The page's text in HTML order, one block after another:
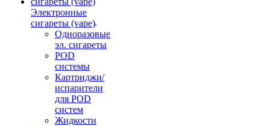
Электронные
сигареты (vape)
Одноразовые
эл. сигареты
POD
системы
Картриджи/
испарители
для POD
систем
Жидкости